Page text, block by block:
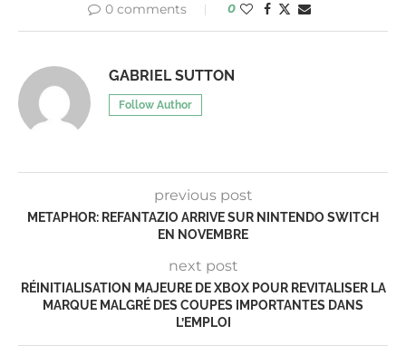
0 comments 0
GABRIEL SUTTON
Follow Author
previous post
METAPHOR: REFANTAZIO ARRIVE SUR NINTENDO SWITCH
EN NOVEMBRE
next post
RÉINITIALISATION MAJEURE DE XBOX POUR REVITALISER LA
MARQUE MALGRÉ DES COUPES IMPORTANTES DANS
L’EMPLOI